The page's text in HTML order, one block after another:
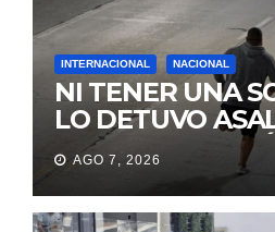
INTERNACIONAL NACIONAL
NI TENER UNA
LO DETUVO
MUJERES Y HUYÓ
BRINCANDO.
AGO 7, 2026